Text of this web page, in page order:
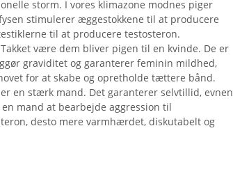
storm. I vores klimazone modnes piger
stimulerer æggestokkene til at producere
til at producere testosteron.
være dem bliver pigen til en kvinde. De er
graviditet og garanterer feminin mildhed,
for at skabe og opretholde tættere bånd.
en stærk mand. Det garanterer selvtillid, evnen
mand at bearbejde aggression til
desto mere varmhærdet, diskutabelt og